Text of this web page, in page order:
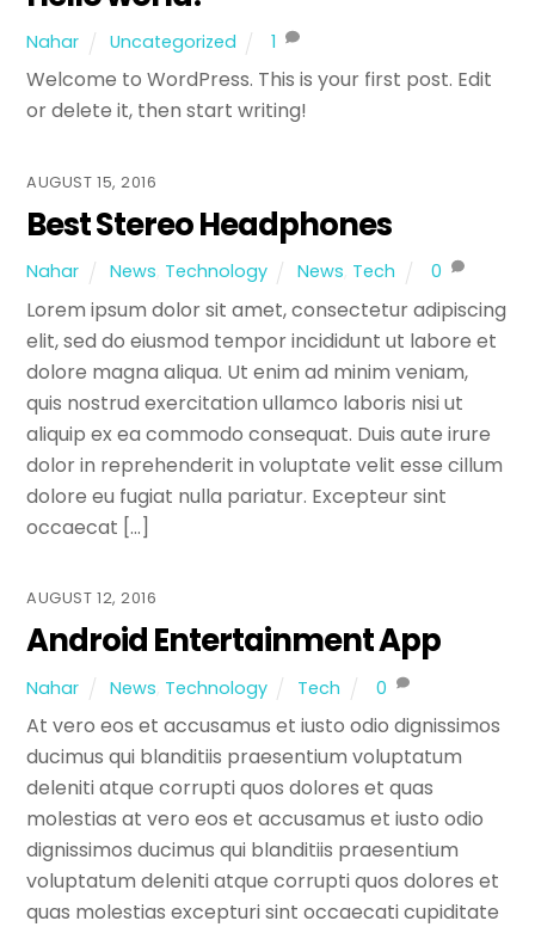
Nahar Uncategorized 1
Welcome to WordPress. This is your first post. Edit
or delete it, then start writing!
AUGUST 15, 2016
Best Stereo Headphones
Nahar News Technology News Tech 0
Lorem ipsum dolor sit amet, consectetur adipiscing
elit, sed do eiusmod tempor incididunt ut labore et
dolore magna aliqua. Ut enim ad minim veniam,
quis nostrud exercitation ullamco laboris nisi ut
aliquip ex ea commodo consequat. Duis aute irure
dolor in reprehenderit in voluptate velit esse cillum
dolore eu fugiat nulla pariatur. Excepteur sint
occaecat […]
AUGUST 12, 2016
Android Entertainment App
Nahar News Technology Tech 0
At vero eos et accusamus et iusto odio dignissimos
ducimus qui blanditiis praesentium voluptatum
deleniti atque corrupti quos dolores et quas
molestias at vero eos et accusamus et iusto odio
dignissimos ducimus qui blanditiis praesentium
voluptatum deleniti atque corrupti quos dolores et
quas molestias excepturi sint occaecati cupiditate